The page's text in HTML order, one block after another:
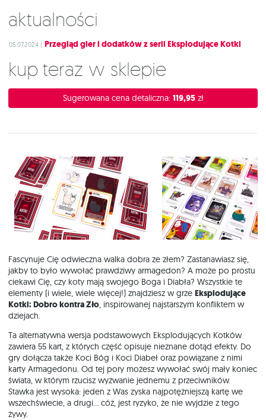
Aktualności
05.07.2024 | Przegląd gier i dodatków z serii Eksplodujące Kotki
Kup teraz w sklepie
Sugerowana cena detaliczna: 119,95 zł
Fascynuje Cię odwieczna walka dobra ze złem? Zastanawiasz się,
jakby to było wywołać prawdziwy armagedon? A może po prostu
ciekawi Cię, czy koty mają swojego Boga i Diabła? Wszystkie te
elementy (i wiele, wiele więcej!) znajdziesz w grze Eksplodujące
Kotki: Dobro kontra Zło, inspirowanej najstarszym konfliktem w
dziejach.
Ta alternatywna wersja podstawowych Eksplodujących Kotków
zawiera 55 kart, z których część opisuje nieznane dotąd efekty. Do
gry dołącza także Koci Bóg i Koci Diabeł oraz powiązane z nimi
karty Armagedonu. Od tej pory możesz wywołać swój mały koniec
świata, w którym rzucisz wyzwanie jednemu z przeciwników.
Stawka jest wysoka: jeden z Was zyska najpotężniejszą kartę we
wszechświecie, a drugi… cóż, jest ryzyko, że nie wyjdzie z tego
żywy.